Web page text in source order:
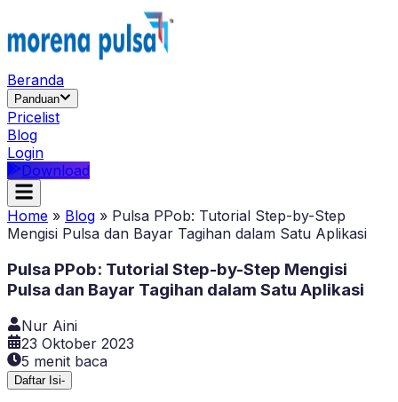
Beranda
Panduan
Pricelist
Blog
Login
Download
Home » Blog » Pulsa PPob: Tutorial Step-by-Step
Mengisi Pulsa dan Bayar Tagihan dalam Satu Aplikasi
Pulsa PPob: Tutorial Step-by-Step Mengisi
Pulsa dan Bayar Tagihan dalam Satu Aplikasi
Nur Aini
23 Oktober 2023
5 menit baca
Daftar Isi-